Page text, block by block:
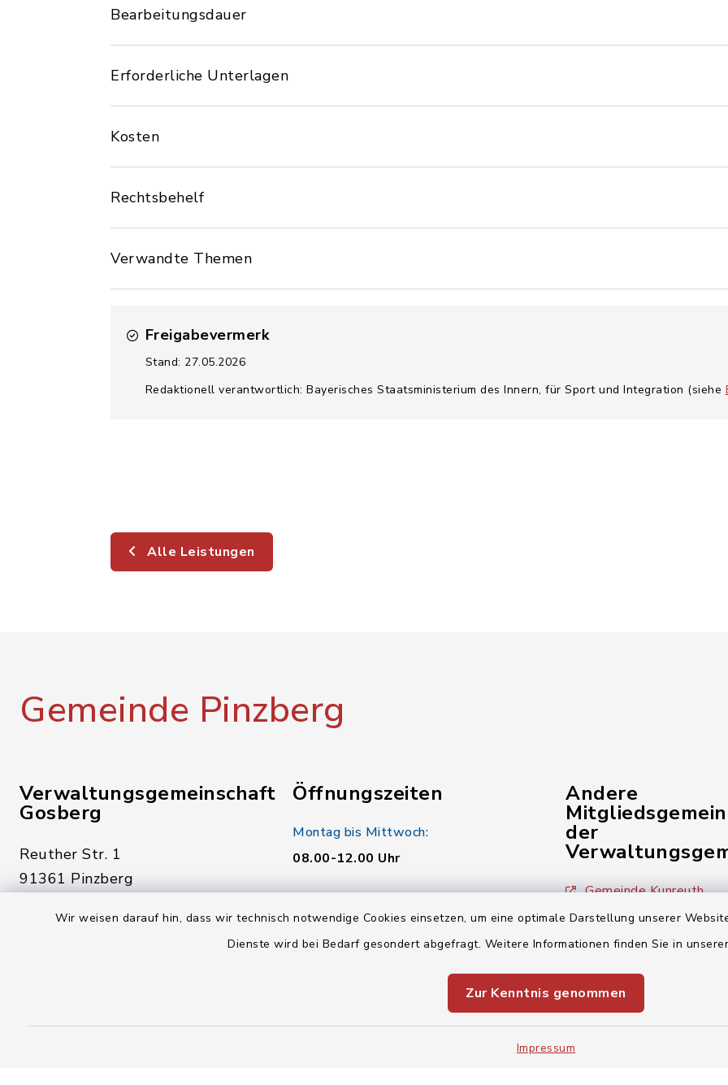
Wir weisen darauf hin, dass wir technisch notwendige Cookies einsetzen, um eine optimale Darstellung unserer
Dienste wird bei Bedarf gesondert abgefragt. Weitere Informationen finden Sie in
Zur Kenntnis genommen
Impressum
Bearbeitungsdauer
Erforderliche Unterlagen
Kosten
Rechtsbehelf
Verwandte Themen
Freigabevermerk
Stand: 27.05.2026
Redaktionell verantwortlich: Bayerisches Staatsministerium des Innern, für Sport und Integration (siehe
Alle Leistungen
Gemeinde Pinzberg
Verwaltungsgemeinschaft
Gosberg
Reuther Str. 1
91361 Pinzberg
09191 7950-0
Öffnungszeiten
Montag bis Mittwoch:
08.00-12.00 Uhr
Donnerstag:
14.00-18.00 Uhr
Andere
der
Gemeinde Kunreuth
Gemeinde Wiesenthau